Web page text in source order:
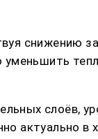
снижению
слоёв,
актуально в